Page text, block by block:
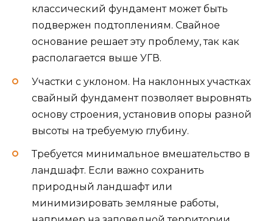
классический фундамент может быть
подвержен подтоплениям. Свайное
основание решает эту проблему, так как
располагается выше УГВ.
Участки с уклоном. На наклонных участках
свайный фундамент позволяет выровнять
основу строения, установив опоры разной
высоты на требуемую глубину.
Требуется минимальное вмешательство в
ландшафт. Если важно сохранить
природный ландшафт или
минимизировать земляные работы,